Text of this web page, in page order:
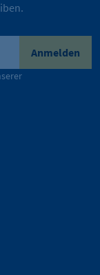
Wirtschaft.
geht die
Mit
Gespräche
für die Vielfalt
der Claim
Unternehmen
Anmelden